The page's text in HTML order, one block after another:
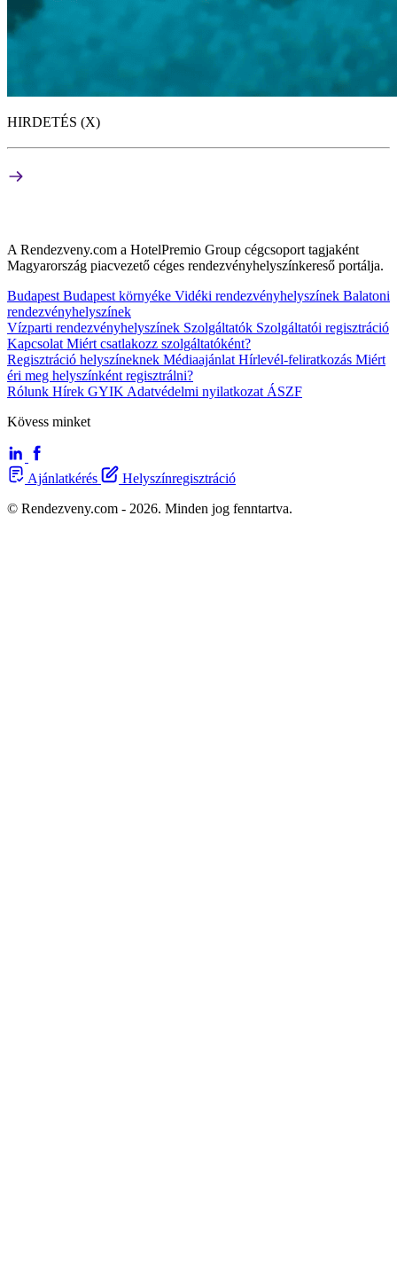
HIRDETÉS (X)
A Rendezveny.com a HotelPremio Group cégcsoport tagjaként
Magyarország piacvezető céges rendezvényhelyszínkereső portálja.
Budapest Budapest környéke Vidéki rendezvényhelyszínek Balatoni
rendezvényhelyszínek
Vízparti rendezvényhelyszínek Szolgáltatók Szolgáltatói regisztráció
Kapcsolat Miért csatlakozz szolgáltatóként?
Regisztráció helyszíneknek Médiaajánlat Hírlevél-feliratkozás Miért
éri meg helyszínként regisztrálni?
Rólunk Hírek GYIK Adatvédelmi nyilatkozat ÁSZF
Kövess minket
Ajánlatkérés
Helyszínregisztráció
© Rendezveny.com - 2026. Minden jog fenntartva.